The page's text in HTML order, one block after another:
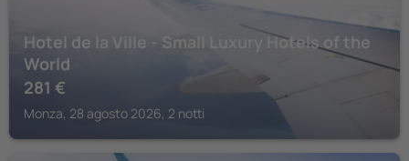
Hotel de la Ville - Small Luxury Hotels of the
World
281 €
Monza, 28 agosto 2026, 2 notti